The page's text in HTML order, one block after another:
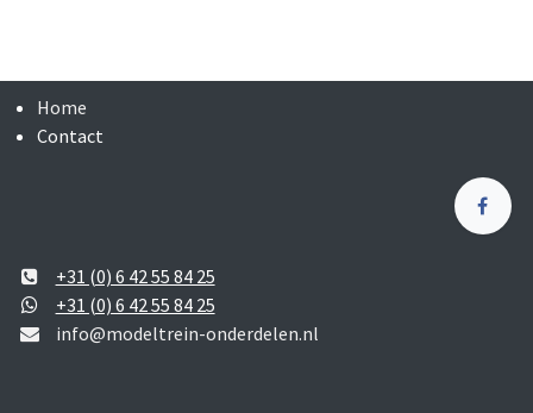
Home
Contact
+31 (0) 6 42 55 84 25
+31 (0) 6 42 55 84 25
info@modeltrein-onderdelen.nl